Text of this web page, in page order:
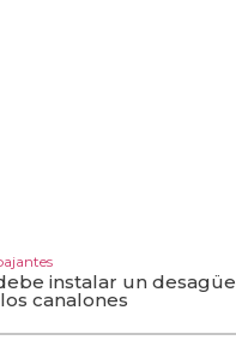
instalar un desagüe
canalones